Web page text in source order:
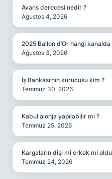
Avans derecesi nedir ?
Ağustos 4, 2026
2025 Ballon d’Or hangi
Ağustos 3, 2026
İş Bankası’nın kurucusu kim ?
Temmuz 30, 2026
Kabul alonja yapılabilir mi ?
Temmuz 25, 2026
Kargaların dişi mi erkek mi
Temmuz 24, 2026